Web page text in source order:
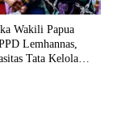
Wakili Papua
Lemhannas,
Tata Kelola